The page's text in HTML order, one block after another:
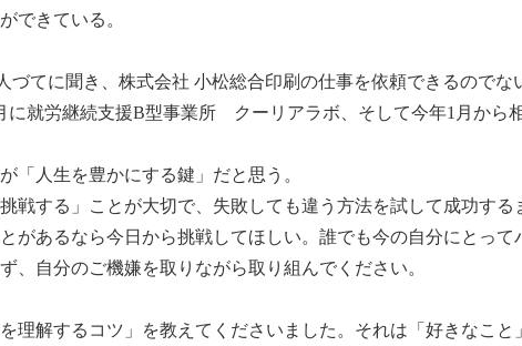
できている。
づてに聞き、株式会社 小松総合印刷の仕事を依頼できるので
に就労継続支援B型事業所 クーリアラボ、そして今年1月から
「人生を豊かにする鍵」だと思う。
戦する」ことが大切で、失敗しても違う方法を試して成功する
があるなら今日から挑戦してほしい。誰でも今の自分にとっ
、自分のご機嫌を取りながら取り組んでください。
理解するコツ」を教えてくださいました。それは「好きなこ